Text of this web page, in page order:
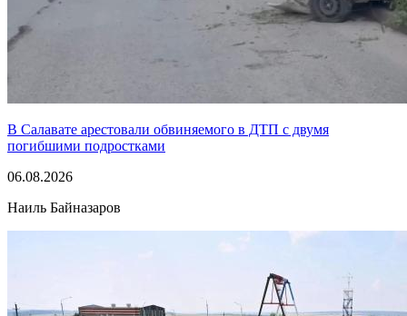
В Салавате арестовали обвиняемого в ДТП с двумя
погибшими подростками
06.08.2026
Наиль Байназаров